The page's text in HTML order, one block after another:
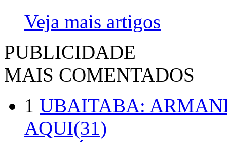
Veja mais artigos
PUBLICIDADE
MAIS COMENTADOS
1 UBAITABA:
AQUI(31)